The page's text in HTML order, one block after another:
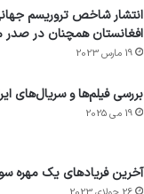
افغانستان همچنان در صدر
19 مارس 2023
بررسی فیلم‌ها و سریال‌های
19 می 2025
آخرین فریادهای یک مهره